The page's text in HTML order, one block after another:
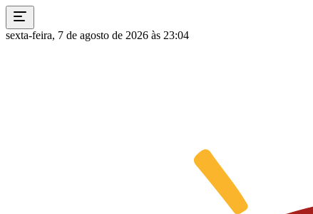
sexta-feira, 7 de agosto de 2026 às 23:04